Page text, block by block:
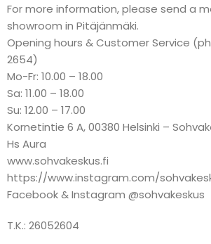
For more information, please send a
showroom in Pitäjänmäki.
Opening hours & Customer Service
2654)
Mo-Fr: 10.00 – 18.00
Sa: 11.00 – 18.00
Su: 12.00 – 17.00
Kornetintie 6 A, 00380 Helsinki –
Hs Aura
www.sohvakeskus.fi
https://www.instagram.com/
Facebook & Instagram @sohvakeskus
T.K.: 26052604